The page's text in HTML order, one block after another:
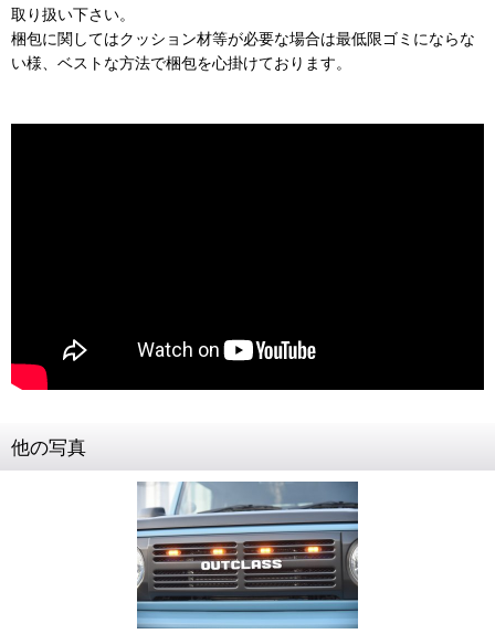
取り扱い下さい。
梱包に関してはクッション材等が必要な場合は最低限ゴミにならな
い様、ベストな方法で梱包を心掛けております。
他の写真